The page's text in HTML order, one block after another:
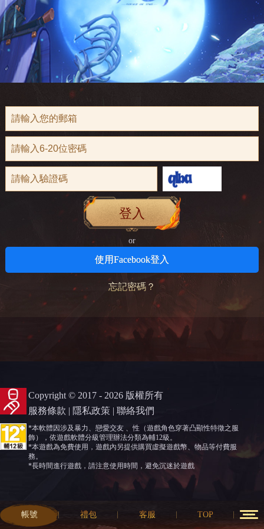
登入
or
使用Facebook登入
忘記密碼？
Copyright © 2017 - 2026 版權所有
服務條款 | 隱私政策 | 聯絡我們
*本軟體因涉及暴力、戀愛交友 、性（遊戲角色穿著凸顯性特徵之服
飾），依遊戲軟體分級管理辦法分類為輔12級。
*本遊戲為免費使用，遊戲內另提供購買虛擬遊戲幣、物品等付費服
務。
*長時間進行遊戲，請注意使用時間，避免沉迷於遊戲
帳號 禮包 客服 TOP 12